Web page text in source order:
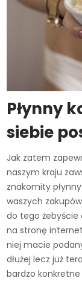
Płynny
siebie
Jak zatem
naszym kraju
znakomity
waszych
do tego żebyście
na stronę
niej macie
dłużej lecz już
bardzo